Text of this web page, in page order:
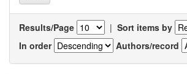
Results/Page | Sort items by
In order
Authors/record